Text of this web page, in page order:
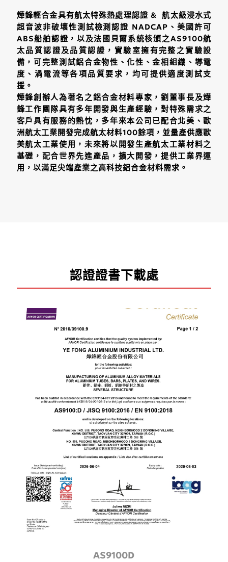
燁鋒輕合金具有航太特殊熱處理認證 & 航太級浸水式
超音波非破壞性測試檢測認證 NADCAP、美國許可
ABS船舶認證，以及法國貝爾系統核頒之AS9100航
太品質認證及品質認證，實驗室擁有完整之實驗設
備，可完整測試鋁合金物性、化性、金相組織、導電
度、渦電流等各項品質要求，均可提供適度測試支
援。
燁鋒創辦人為著名之鋁合金材料專家，劉董事長及燁
鋒工作團隊具有多年開發與生產經驗，對特殊需求之
客戶具有服務的熱忱，多年來本公司已配合北美、歐
洲航太工業開發完成航太材料100餘項，並量產供應歐
美航太工業使用，未來將以開發生產航太工業材料之
基礎，配合世界先進產品，擴大開發，提供工業界運
用，以滿足尖端產業之高科技鋁合金材料需求。
認證證書下載處
AS9100D